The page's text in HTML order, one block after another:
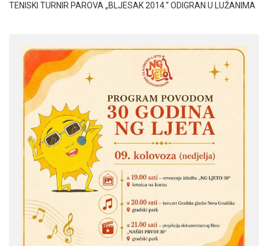
TENISKI TURNIR PAROVA „BLJESAK 2014.“ ODIGRAN U LUŽANIMA